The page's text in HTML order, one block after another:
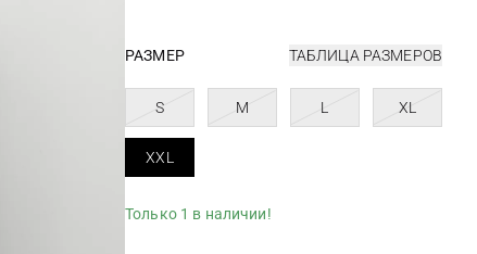
РАЗМЕР ТАБЛИЦА РАЗМЕРОВ
S M L XL
XXL
Только 1 в наличии!